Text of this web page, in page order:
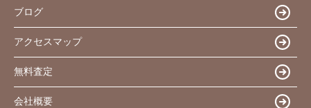
ブログ
アクセスマップ
無料査定
会社概要